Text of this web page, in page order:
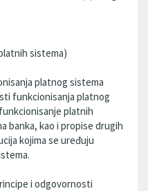
sistema)
platnog sistema
funkcionisanja platnog
platnih
banka, kao i propise drugih
kojima se uređuju
i odgovornosti